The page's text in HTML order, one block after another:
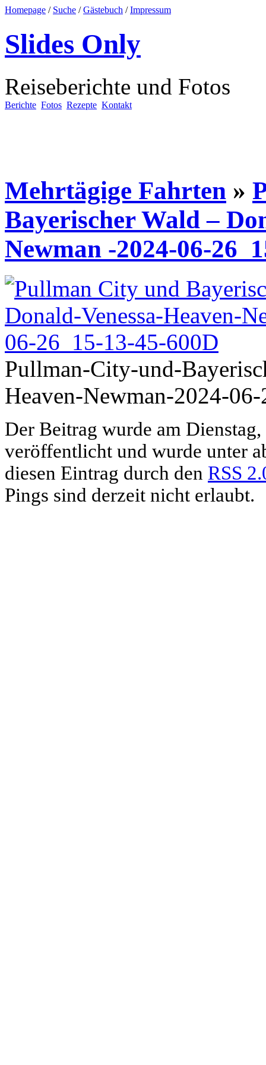
Homepage / Suche /Gästebuch /Impressum
Slides Only
Reiseberichte und Fotos
Berichte Fotos Rezepte Kontakt
Mehrtägige Fahrten »
Bayerischer Wald –
Newman -2024-06-
Pullman-City-und-
Heaven-Newman-2024-
Der Beitrag wurde am
veröffentlicht und wurde unter
diesen Eintrag durch den RSS
Pings sind derzeit nicht erlaubt.